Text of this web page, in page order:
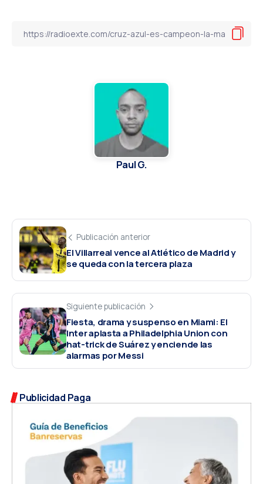
Paul G.
Publicación anterior
El Villarreal vence al Atlético de Madrid y
se queda con la tercera plaza
Siguiente publicación
Fiesta, drama y suspenso en Miami: El
Inter aplasta a Philadelphia Union con
hat-trick de Suárez y enciende las
alarmas por Messi
Publicidad Paga